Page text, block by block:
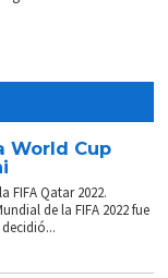
World Cup
FIFA Qatar 2022.
de la FIFA 2022 fue